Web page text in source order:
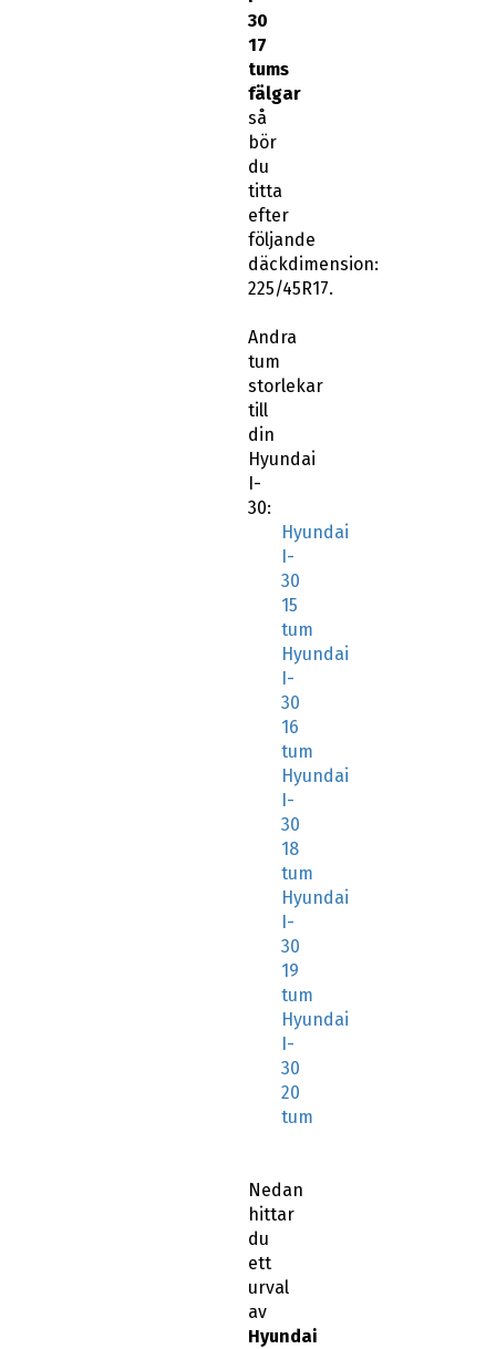
30
17
tums
fälgar
så
bör
du
titta
efter
följande
däckdimension:
225/45R17.
Andra
tum
storlekar
till
din
Hyundai
I-
30:
Hyundai
I-
30
15
tum
Hyundai
I-
30
16
tum
Hyundai
I-
30
18
tum
Hyundai
I-
30
19
tum
Hyundai
I-
30
20
tum
Nedan
hittar
du
ett
urval
av
Hyundai